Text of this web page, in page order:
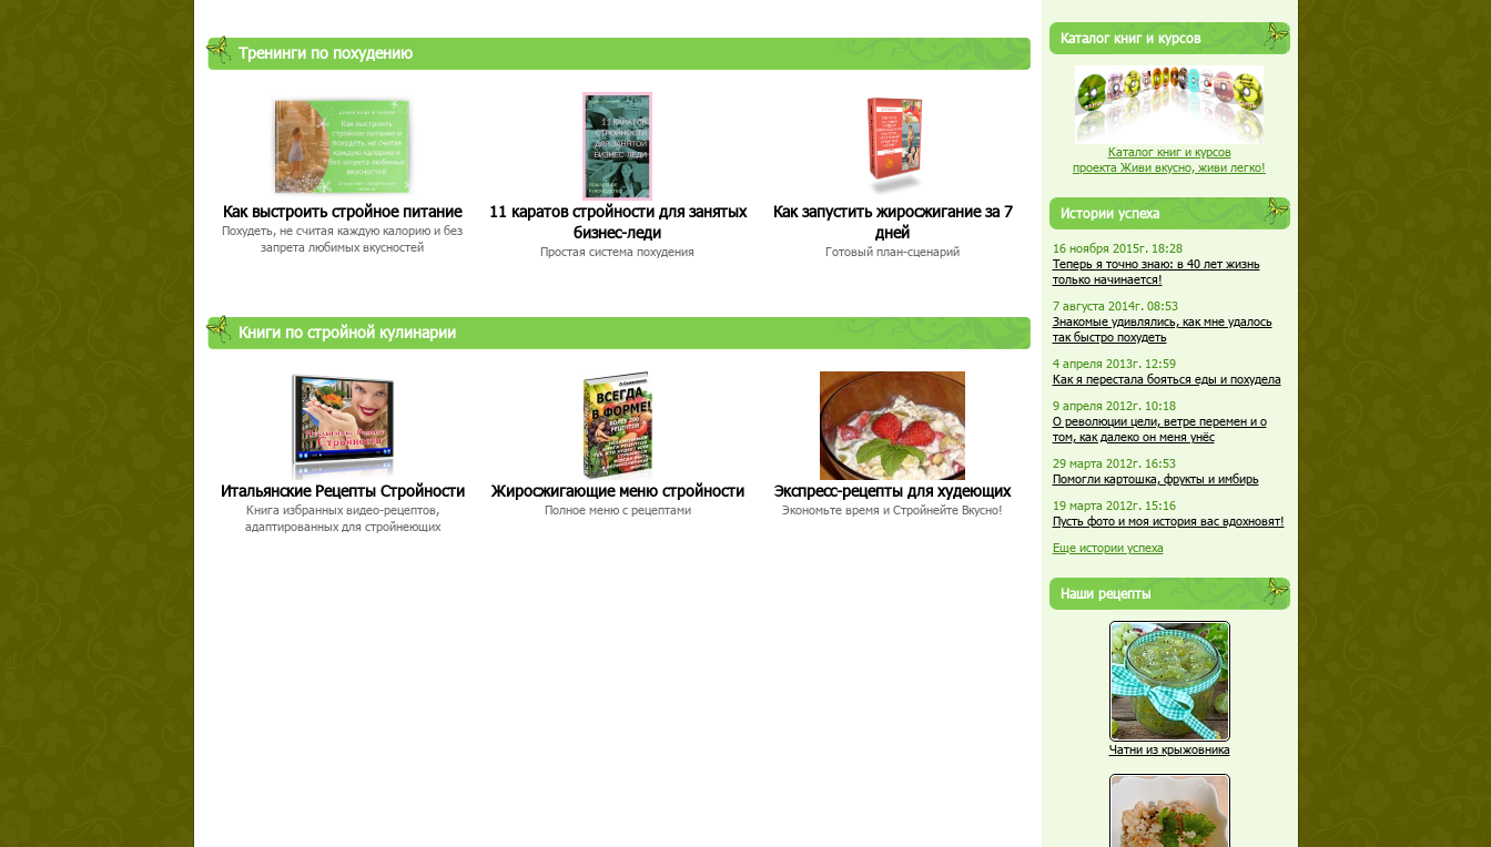
Тренинги по похудению
Как выстроить стройное питание
Похудеть, не считая каждую калорию и без
запрета любимых вкусностей
11 каратов стройности для занятых
бизнес-леди
Простая система похудения
Как запустить жиросжигание за 7
дней
Готовый план-сценарий
Книги по стройной кулинарии
Итальянские Рецепты Стройности
Книга избранных видео-рецептов,
адаптированных для стройнеющих
Жиросжигающие меню стройности
Полное меню с рецептами
Экспресс-рецепты для худеющих
Экономьте время и Стройнейте Вкусно!
Каталог книг и курсов
Каталог книг и курсов
проекта Живи вкусно, живи легко!
Истории успеха
16 ноября 2015г. 18:28
Теперь я точно знаю: в 40 лет жизнь
только начинается!
7 августа 2014г. 08:53
Знакомые удивлялись, как мне удалось
так быстро похудеть
4 апреля 2013г. 12:59
Как я перестала бояться еды и похудела
9 апреля 2012г. 10:18
О революции цели, ветре перемен и о
том, как далеко он меня унёс
29 марта 2012г. 16:53
Помогли картошка, фрукты и имбирь
19 марта 2012г. 15:16
Пусть фото и моя история вас вдохновят!
Еще истории успеха
Наши рецепты
Чатни из крыжовника